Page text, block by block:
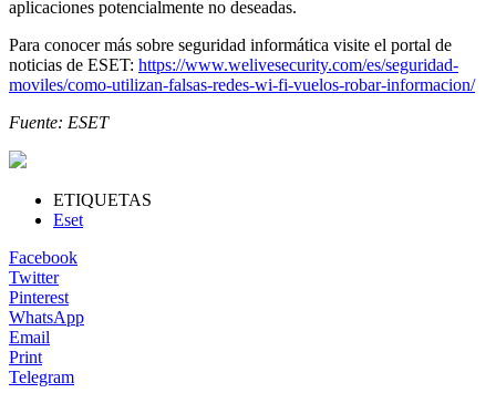
aplicaciones potencialmente no deseadas.
Para conocer más sobre seguridad informática visite el portal de
noticias de ESET: https://www.welivesecurity.com/es/seguridad-
moviles/como-utilizan-falsas-redes-wi-fi-vuelos-robar-informacion/
Fuente: ESET
ETIQUETAS
Eset
Facebook
Twitter
Pinterest
WhatsApp
Email
Print
Telegram